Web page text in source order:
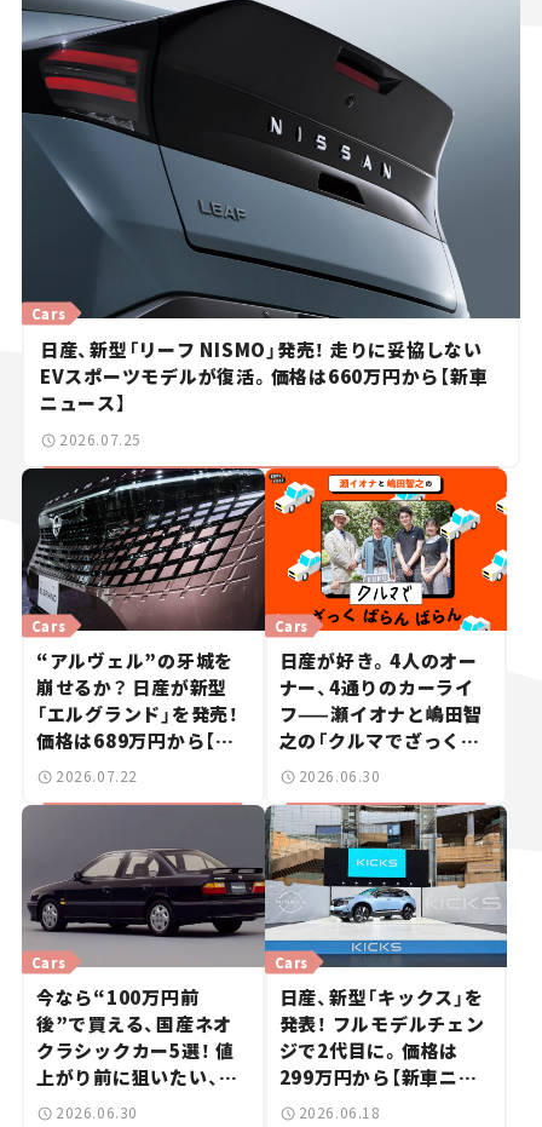
Cars
日産、新型「リーフ NISMO」発売！ 走りに妥協しない
EVスポーツモデルが復活。価格は660万円から【新車
ニュース】
2026.07.25
Cars
“アルヴェル”の牙城を
崩せるか？ 日産が新型
「エルグランド」を発売！
価格は689万円から【新
車ニュース】
2026.07.22
Cars
日産が好き。4人のオー
ナー、4通りのカーライ
フ——瀬イオナと嶋田智
之の「クルマでざっくば
らんばらん！」＃19
2026.06.30
Cars
今なら“100万円前
後”で買える、国産ネオ
クラシックカー5選！ 値
上がり前に狙いたい、中
古車探しをお手伝い――ちょ
2026.06.30
Cars
日産、新型「キックス」を
発表！ フルモデルチェン
ジで2代目に。価格は
299万円から【新車ニュ
ース】
2026.06.18